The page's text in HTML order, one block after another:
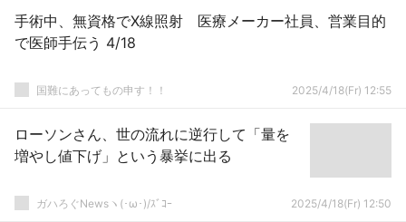
手術中、無資格でX線照射 医療メーカー社員、営業目的
で医師手伝う 4/18
国難にあってもの申す！！ 2025/4/18(Fr) 12:55
ローソンさん、世の流れに逆行して「量を
増やし値下げ」という暴挙に出る
ガハろぐNewsヽ(･ω･)/ｽﾞｺｰ 2025/4/18(Fr) 12:50